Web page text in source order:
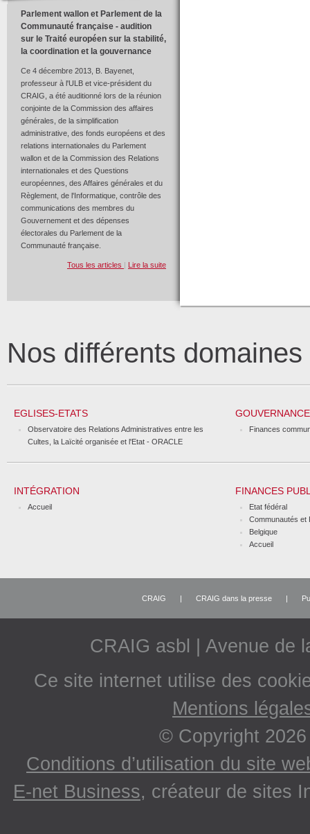
Parlement wallon et Parlement de la
Communauté française - audition
sur le Traité européen sur la stabilité,
la coordination et la gouvernance
Ce 4 décembre 2013, B. Bayenet,
professeur à l'ULB et vice-président du
CRAIG, a été auditionné lors de la réunion
conjointe de la Commission des affaires
générales, de la simplification
administrative, des fonds européens et des
relations internationales du Parlement
wallon et de la Commission des Relations
internationales et des Questions
européennes, des Affaires générales et du
Règlement, de l'Informatique, contrôle des
communications des membres du
Gouvernement et des dépenses
électorales du Parlement de la
Communauté française.
Tous les articles | Lire la suite
Nos différents
EGLISES-ETATS
Observatoire des Relations Administratives entre les
Cultes, la Laïcité organisée et l'Etat - ORACLE
Finances
INTÉGRATION
Accueil
FINANCES
Etat fédéral
Communautés et
Belgique
Accueil
CRAIG | CRAIG dans la presse |
CRAIG asbl | Avenue de
Ce site internet utilise des
Mentions
© Copyright
Conditions d’utilisation du site
E-net Business, créateur de sites